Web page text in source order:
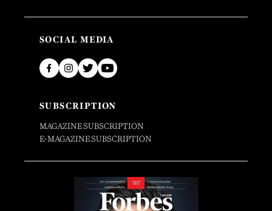
SOCIAL MEDIA
SUBSCRIPTION
MAGAZINE SUBSCRIPTION
E-MAGAZINE SUBSCRIPTION